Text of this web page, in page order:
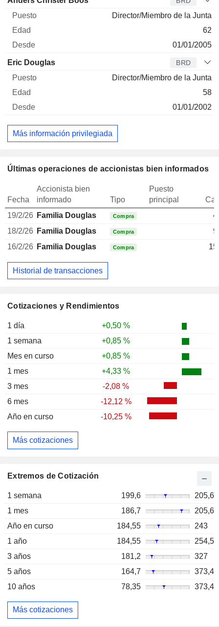
Cotizaciones y Rendimientos
1 día
+0,50 %
1 semana
+0,85 %
Mes en curso
+0,85 %
1 mes
+4,33 %
3 mes
-2,08 %
6 mes
-12,12 %
Año en curso
-10,25 %
Más cotizaciones
Extremos de Cotización
1 semana 199,6
205,6
1 mes
186,7
205,6
Año en curso
184,55
243
1 año
184,55
254,5
3 años
181,2
327
5 años
164,7
373,4
10 años
78,35 373,4
Más cotizaciones
Director/Miembro de la Junta
62
01/01/2005
Eric Douglas BRD
Director/Miembro de la Junta
58
01/01/2002
Más información privilegiada
Últimas operaciones de accionistas bien informados
Fecha
Accionista bien
informado
Tipo
Puesto
principal
19/2/26 Familia Douglas Compra
18/2/26 Familia Douglas Compra
16/2/26 Familia Douglas Compra
Historial de transacciones